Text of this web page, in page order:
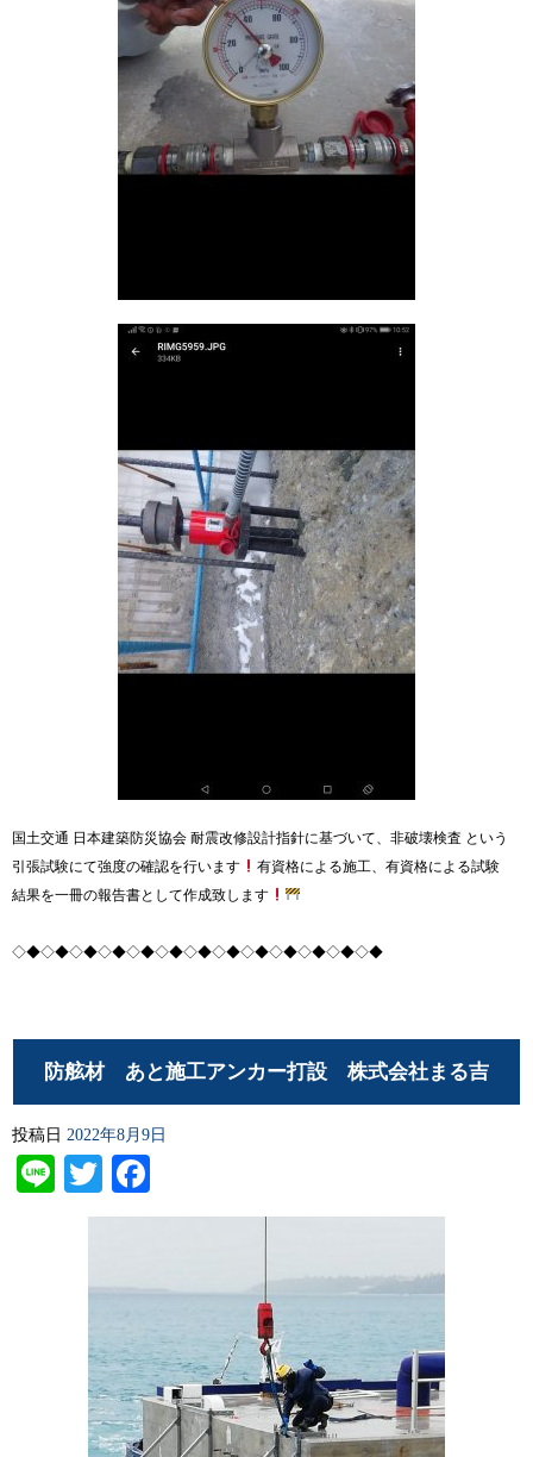
国土交通 日本建築防災協会 耐震改修設計指針に基づいて、非破壊検査 という
引張試験にて強度の確認を行います
有資格による施工、有資格による試験
結果を一冊の報告書として作成致します
◇◆◇◆◇◆◇◆◇◆◇◆◇◆◇◆◇◆◇◆◇◆◇◆◇◆
防舷材 あと施工アンカー打設 株式会社まる吉
投稿日 2022年8月9日
LineTwitter